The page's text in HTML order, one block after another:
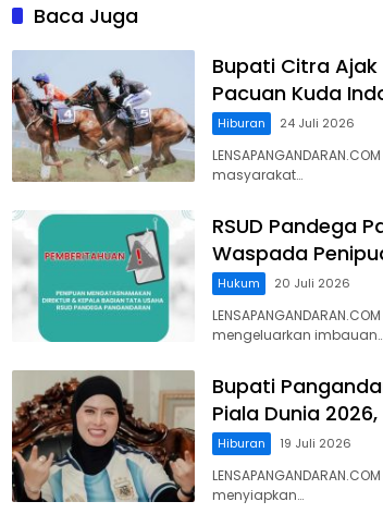
Baca Juga
Bupati Citra
Pacuan Kuda
Hiburan 24 Juli 2026
masyarakat…
RSUD Pandega
Waspada
Hukum 20 Juli 2026
mengeluarkan imbauan…
Bupati
Piala Dunia
Hiburan 19 Juli 2026
menyiapkan…